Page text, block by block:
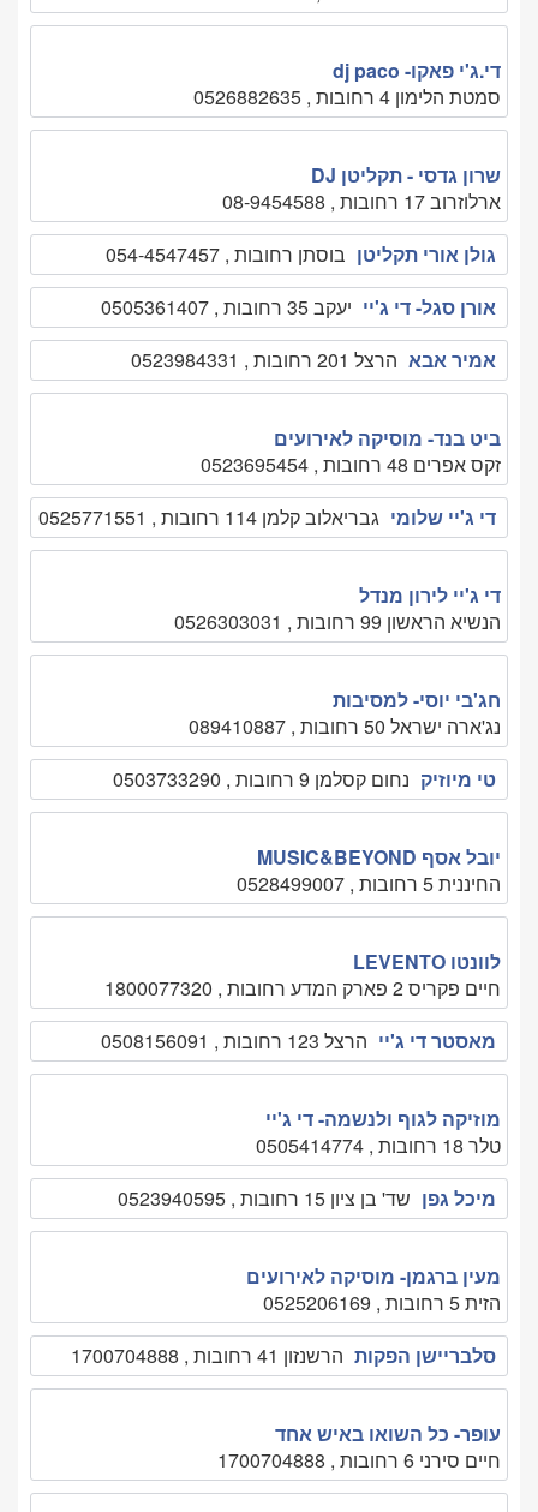
די.ג'י פאקו- dj paco
סמטת הלימון 4 רחובות , 0526882635
שרון גדסי - תקליטן DJ
ארלוזרוב 17 רחובות , 08-9454588
גולן אורי תקליטן בוסתן רחובות , 054-4547457
אורן סגל- די ג'יי יעקב 35 רחובות , 0505361407
אמיר אבא הרצל 201 רחובות , 0523984331
ביט בנד- מוסיקה לאירועים
זקס אפרים 48 רחובות , 0523695454
די ג'יי שלומי גבריאלוב קלמן 114 רחובות , 0525771551
די ג'יי לירון מנדל
הנשיא הראשון 99 רחובות , 0526303031
חג'בי יוסי- למסיבות
נג'ארה ישראל 50 רחובות , 089410887
טי מיוזיק נחום קסלמן 9 רחובות , 0503733290
יובל אסף MUSIC&BEYOND
החיננית 5 רחובות , 0528499007
לוונטו LEVENTO
חיים פקריס 2 פארק המדע רחובות , 1800077320
מאסטר די ג'יי הרצל 123 רחובות , 0508156091
מוזיקה לגוף ולנשמה- די ג'יי
טלר 18 רחובות , 0505414774
מיכל גפן שד' בן ציון 15 רחובות , 0523940595
מעין ברגמן- מוסיקה לאירועים
הזית 5 רחובות , 0525206169
סלבריישן הפקות הרשנזון 41 רחובות , 1700704888
עופר- כל השואו באיש אחד
חיים סירני 6 רחובות , 1700704888